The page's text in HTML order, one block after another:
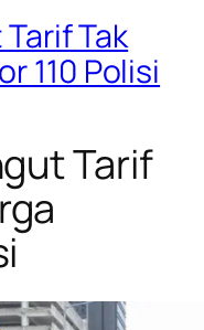
Tak
110 Polisi
Tarif